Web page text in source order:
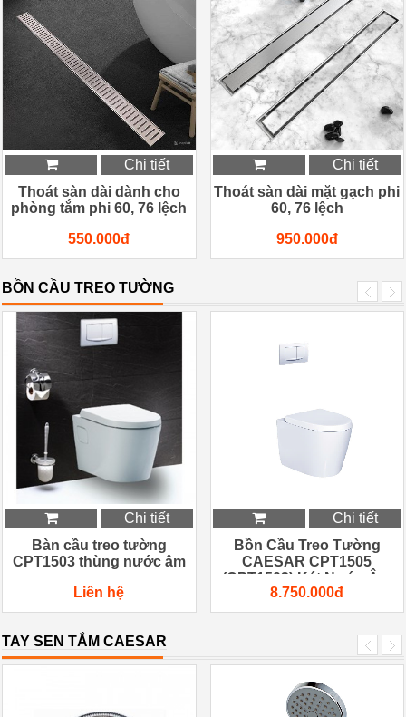
Chi tiết
Thoát sàn dài dành cho
phòng tắm phi 60, 76 lệch
550.000đ
Chi tiết
Thoát sàn dài mặt gạch phi
60, 76 lệch
950.000đ
BỒN CẦU TREO TƯỜNG
Chi tiết
Bàn cầu treo tường
CPT1503 thùng nước âm
Liên hệ
Chi tiết
Bồn Cầu Treo Tường
CAESAR CPT1505
(CPT1503) Két Nước Âm
8.750.000đ
TAY SEN TẮM CAESAR